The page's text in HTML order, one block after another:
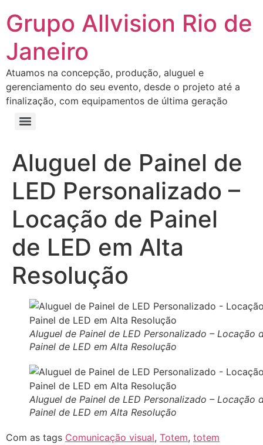
Grupo Allvision Rio de
Janeiro
Atuamos na concepção, produção, aluguel e
gerenciamento do seu evento, desde o projeto até a
finalização, com equipamentos de última geração
Aluguel de Painel de
LED Personalizado –
Locação de Painel
de LED em Alta
Resolução
Aluguel de Painel de LED Personalizado – Locação
Painel de LED em Alta Resolução
Aluguel de Painel de LED Personalizado – Locação
Painel de LED em Alta Resolução
Com as tags Comunicação visual, Totem, totem